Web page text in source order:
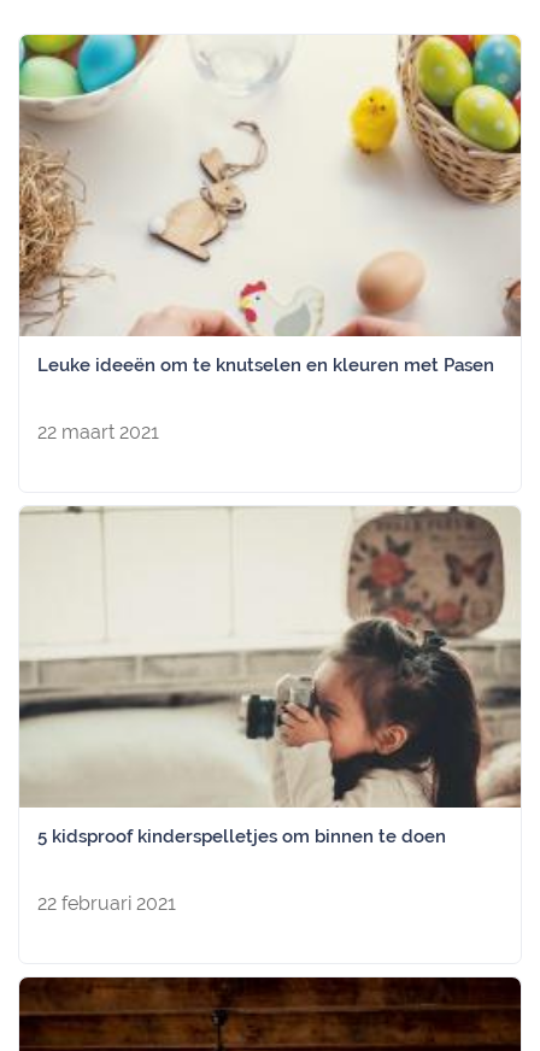
Leuke ideeën om te knutselen en kleuren met Pasen
22 maart 2021
5 kidsproof kinderspelletjes om binnen te doen
22 februari 2021